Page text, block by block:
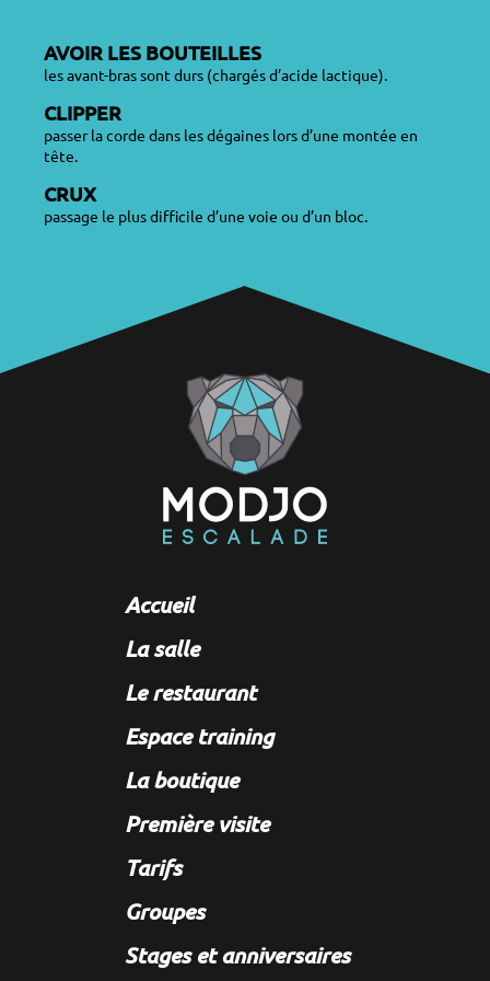
AVOIR LES BOUTEILLES
les avant-bras sont durs (chargés d’acide lactique).
CLIPPER
passer la corde dans les dégaines lors d’une montée en
tête.
CRUX
passage le plus difficile d’une voie ou d’un bloc.
Accueil
La salle
Le restaurant
Espace training
La boutique
Première visite
Tarifs
Groupes
Stages et anniversaires